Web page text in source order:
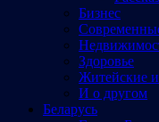
Бизнес
Здоровье
Житейские
И о другом
Беларусь